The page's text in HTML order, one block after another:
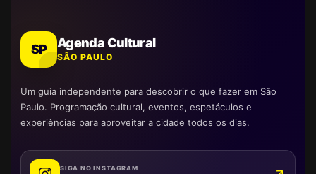
SP Agenda Cultural
SÃO PAULO
Um guia independente para descobrir o que fazer em São
Paulo. Programação cultural, eventos, espetáculos e
experiências para aproveitar a cidade todos os dias.
SIGA NO INSTAGRAM